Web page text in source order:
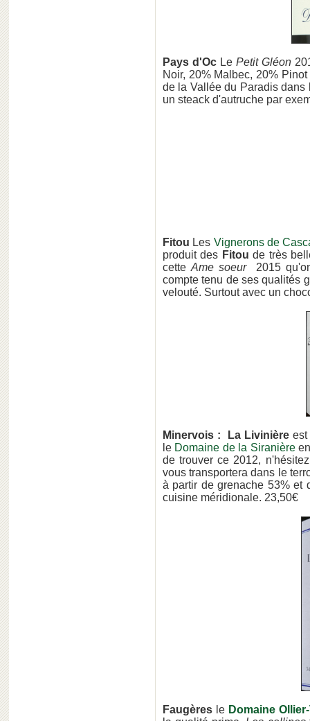
Pays d'Oc LePetit Gléon
Noir, 20% Malbec, 20%
de la Vallée du Paradis
un steack d'autruche par
Fitou Les Vignerons de
produit des Fitou de très
cetteAme soeur2015 qu'on
compte tenu de ses qualités
velouté. Surtout avec un
Minervois : La Livinière
le Domaine de la Siranière
de trouver ce 2012,
vous transportera dans le
à partir de grenache 53% et
cuisine méridionale. 23,50€
Faugères le Domaine